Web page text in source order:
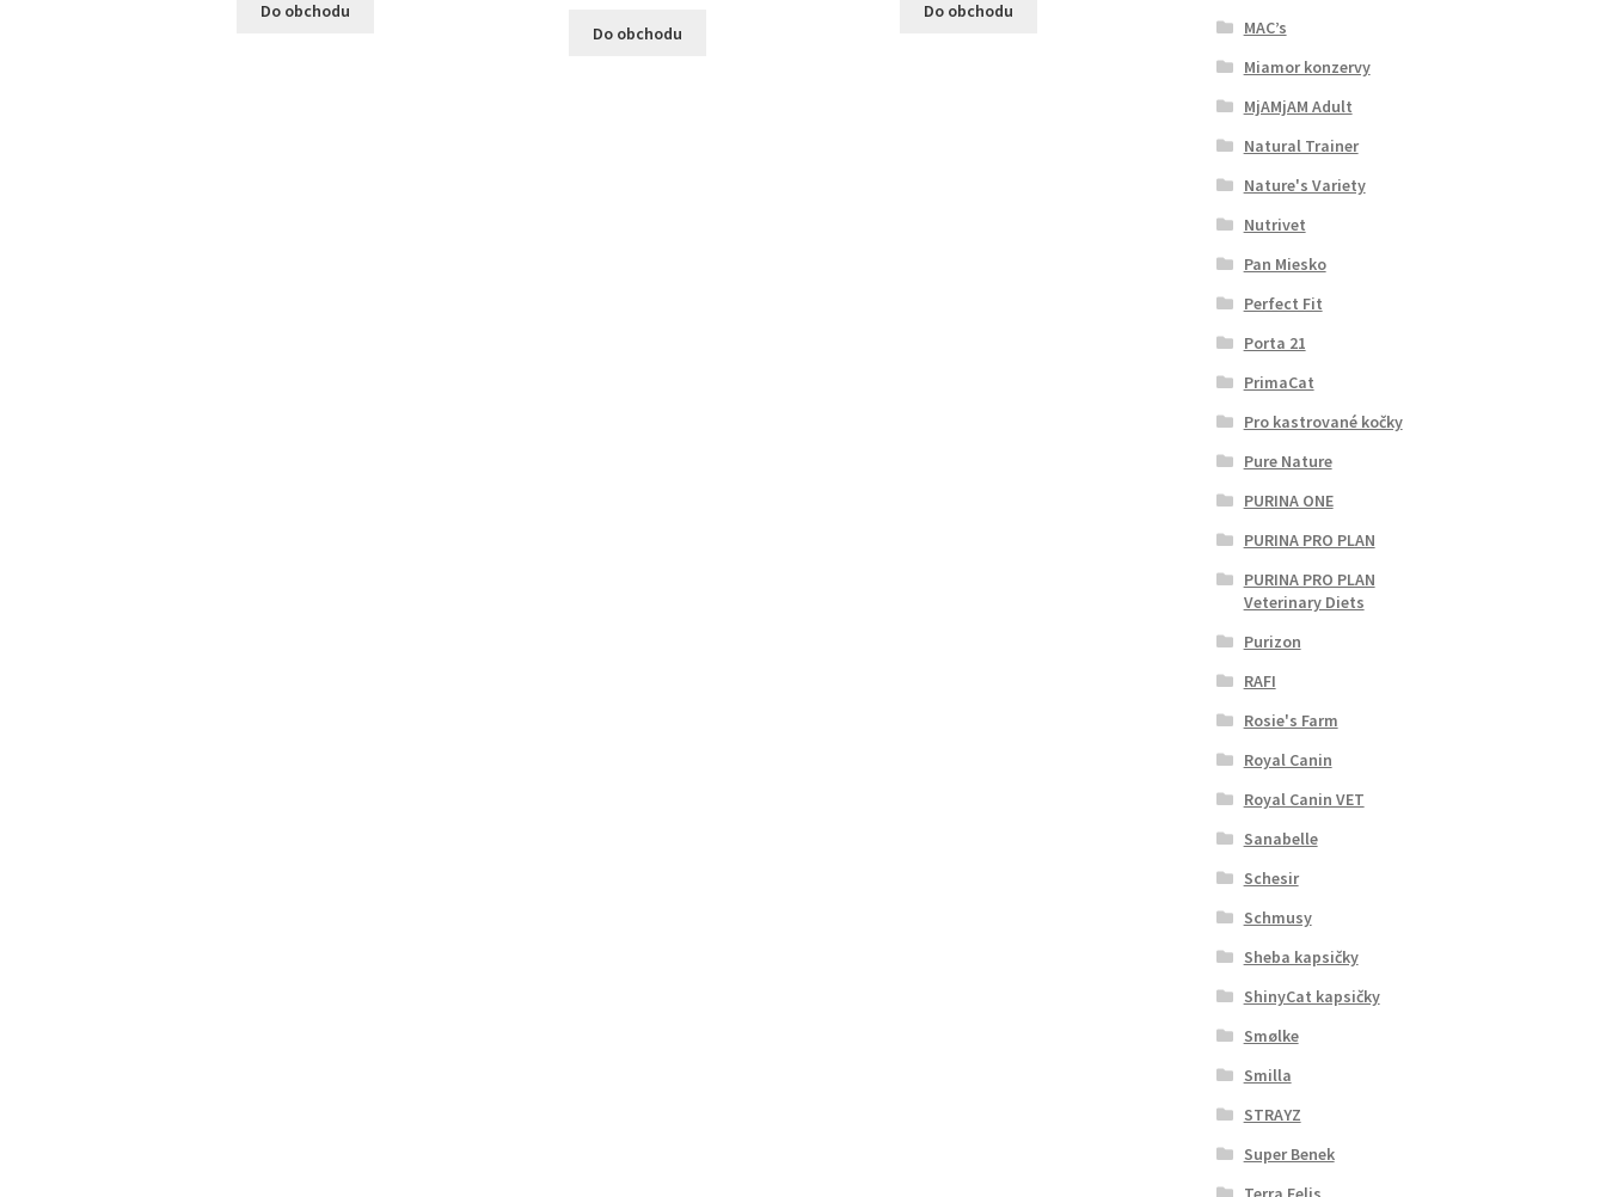
Do obchodu
Do obchodu
Do obchodu
MAC’s
Miamor konzervy
MjAMjAM Adult
Natural Trainer
Nature's Variety
Nutrivet
Pan Miesko
Perfect Fit
Porta 21
PrimaCat
Pro kastrované kočky
Pure Nature
PURINA ONE
PURINA PRO PLAN
PURINA PRO PLAN
Veterinary Diets
Purizon
RAFI
Rosie's Farm
Royal Canin
Royal Canin VET
Sanabelle
Schesir
Schmusy
Sheba kapsičky
ShinyCat kapsičky
Smølke
Smilla
STRAYZ
Super Benek